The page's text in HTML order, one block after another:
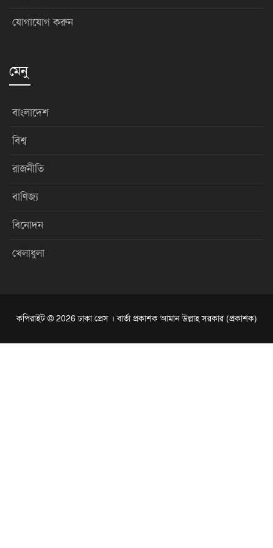
যোগাযোগ করুন
মেনু
বাংলাদেশ
বিশ্ব
রাজনীতি
বাণিজ্য
বিনোদন
খেলাধুলা
কপিরাইট © 2026 ঢাকা প্রেস । বার্তা প্রকাশক আমান উল্লাহ সরকার (প্রকাশক)